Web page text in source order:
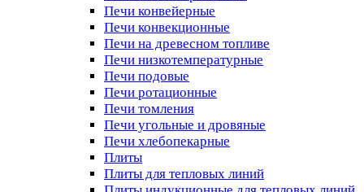
Печи конвейерные
Печи конвекционные
Печи на древесном топливе
Печи низкотемпературные
Печи подовые
Печи ротационные
Печи томления
Печи угольные и дровяные
Печи хлебопекарные
Плиты
Плиты для тепловых линий